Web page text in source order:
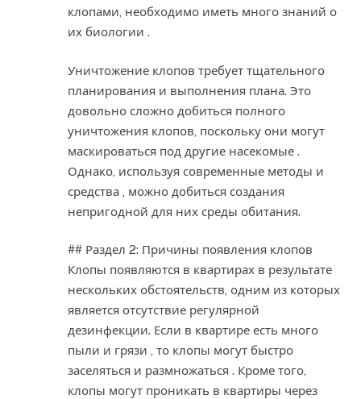
клопами, необходимо иметь много знаний о
их биологии .
Уничтожение клопов требует тщательного
планирования и выполнения плана. Это
довольно сложно добиться полного
уничтожения клопов, поскольку они могут
маскироваться под другие насекомые .
Однако, используя современные методы и
средства , можно добиться создания
непригодной для них среды обитания.
## Раздел 2: Причины появления клопов
Клопы появляются в квартирах в результате
нескольких обстоятельств, одним из которых
является отсутствие регулярной
дезинфекции. Если в квартире есть много
пыли и грязи , то клопы могут быстро
заселяться и размножаться . Кроме того,
клопы могут проникать в квартиры через